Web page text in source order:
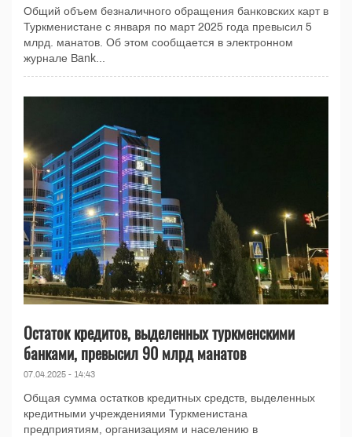
Общий объем безналичного обращения банковских карт в
Туркменистане с января по март 2025 года превысил 5
млрд. манатов. Об этом сообщается в электронном
журнале Bank...
Остаток кредитов, выделенных туркменскими
банками, превысил 90 млрд манатов
07.04.2025 - 14:43
Общая сумма остатков кредитных средств, выделенных
кредитными учреждениями Туркменистана
предприятиям, организациям и населению в